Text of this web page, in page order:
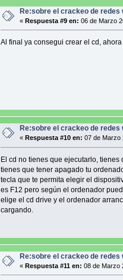
Re:sobre el crackeo de redes
« Respuesta #9 en: 06 de Marzo
Al final ya consegui crear el cd,
Re:sobre el crackeo de redes
« Respuesta #10 en: 07 de Marzo
El cd no tienes que ejecutarlo,
tienes que tener apagado tu
tecla que te permita elegir el
es F12 pero según el ordenador
elige el cd drive y el ordenador
cargando.
Re:sobre el crackeo de redes
« Respuesta #11 en: 08 de Marzo